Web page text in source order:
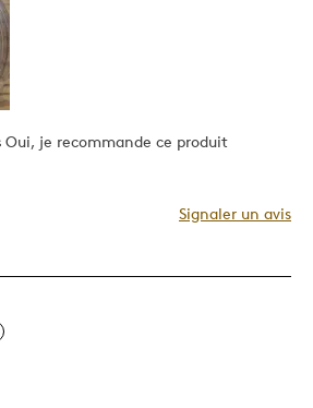
Oui, je recommande ce produit
Signaler un avis